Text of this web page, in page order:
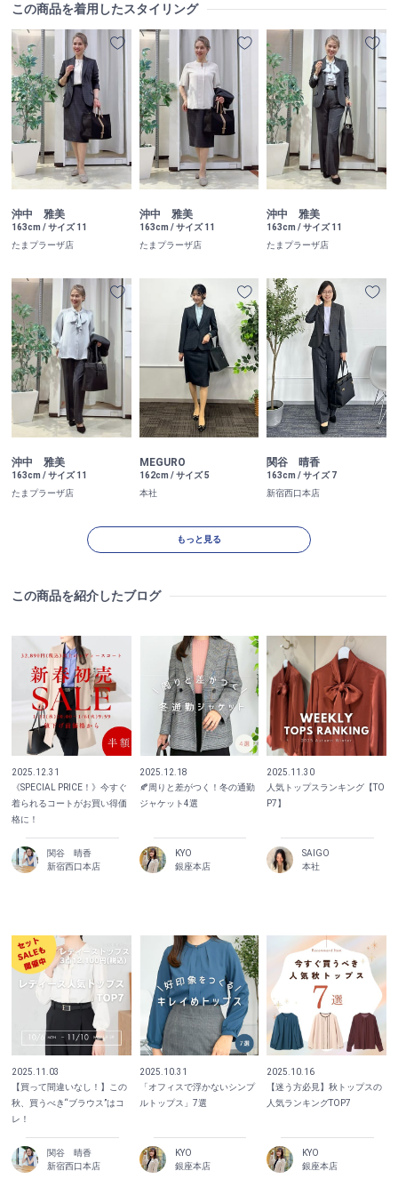
この商品を着用したスタイリング
沖中 雅美
163cm / サイズ 11
たまプラーザ店
沖中 雅美
163cm / サイズ 11
たまプラーザ店
沖中 雅美
163cm / サイズ 11
たまプラーザ店
沖中 雅美
163cm / サイズ 11
たまプラーザ店
MEGURO
162cm / サイズ 5
本社
関谷 晴香
163cm / サイズ 7
新宿西口本店
もっと見る
この商品を紹介したブログ
2025.12.31
《SPECIAL PRICE！》今すぐ
着られるコートがお買い得価
格に！
関谷 晴香
新宿西口本店
2025.12.18
🍂周りと差がつく！冬の通勤
ジャケット4選
KYO
銀座本店
2025.11.30
人気トップスランキング【TO
P7】
SAIGO
本社
2025.11.03
【買って間違いなし！】この
秋、買うべき“ブラウス”はコ
レ！
関谷 晴香
新宿西口本店
2025.10.31
「オフィスで浮かないシンプ
ルトップス」7選
KYO
銀座本店
2025.10.16
【迷う方必見】秋トップスの
人気ランキングTOP7
KYO
銀座本店